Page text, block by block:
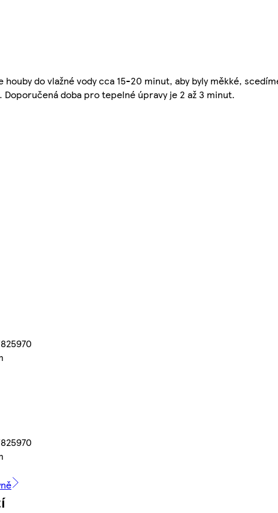
houby do vlažné vody cca 15-20 minut, aby byly měkké,
Doporučená doba pro tepelné úpravy je 2 až 3 minut.